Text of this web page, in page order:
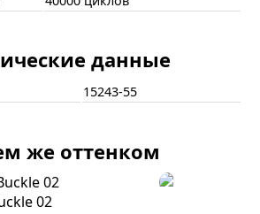
данные
15243-55
же оттенком
02